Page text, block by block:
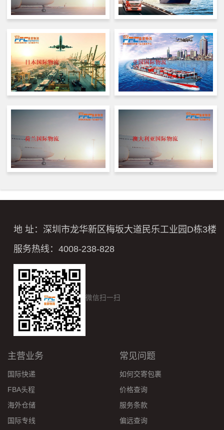
地 址：深圳市龙华新区梅坂大道民乐工业园D栋3楼
服务热线：4008-238-828
微信扫一扫
主营业务
国际快递
FBA头程
海外仓储
国际专线
常见问题
如何交寄包裹
价格查询
服务条款
偏远查询